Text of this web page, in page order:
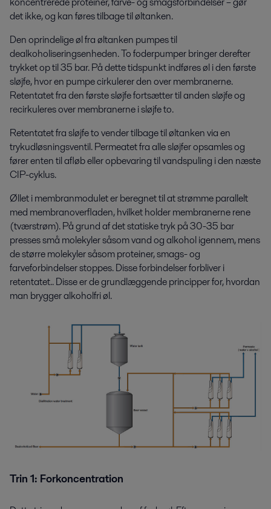
det ikke, og kan føres tilbage til øltanken.
Den oprindelige øl fra øltanken pumpes til
dealkoholiseringsenheden. To foderpumper bringer derefter
trykket op til 35 bar. På dette tidspunkt indføres øl i den første
sløjfe, hvor en pumpe cirkulerer den over membranerne.
Retentatet fra den første sløjfe fortsætter til anden sløjfe og
recirkuleres over membranerne i sløjfe to.
Retentatet fra sløjfe to vender tilbage til øltanken via en
trykudløsningsventil. Permeatet fra alle sløjfer opsamles og
fører enten til afløb eller opbevaring til vandspuling i den næste
CIP-cyklus.
Øllet i membranmodulet er beregnet til at strømme parallelt
med membranoverfladen, hvilket holder membranerne rene
(tværstrøm). På grund af det statiske tryk på 30-35 bar
presses små molekyler såsom vand og alkohol igennem, mens
de større molekyler såsom proteiner, smags- og
farveforbindelser stoppes. Disse forbindelser forbliver i
retentatet.. Disse er de grundlæggende principper for, hvordan
man brygger alkoholfri øl.
Trin 1: Forkoncentration